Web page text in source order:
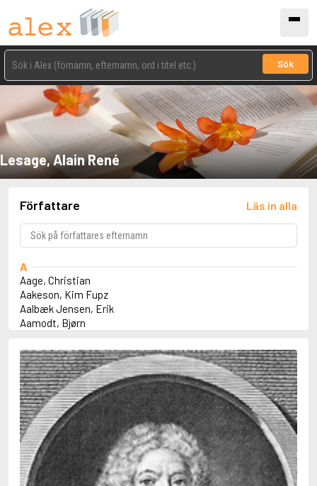
Sök
Lesage, Alain René
Författare Läs in alla
A
Aage, Christian
Aakeson, Kim Fupz
Aalbæk Jensen, Erik
Aamodt, Bjørn
Abbey, Kieran
Abbot, Anthony
Abbott, John
Abbott, Megan
Abdel-Fattah, Randa
Abdolah, Kader
Abé, Kobo
Abedi, Isabel
Abele, Inga
Abgarjan, Narine